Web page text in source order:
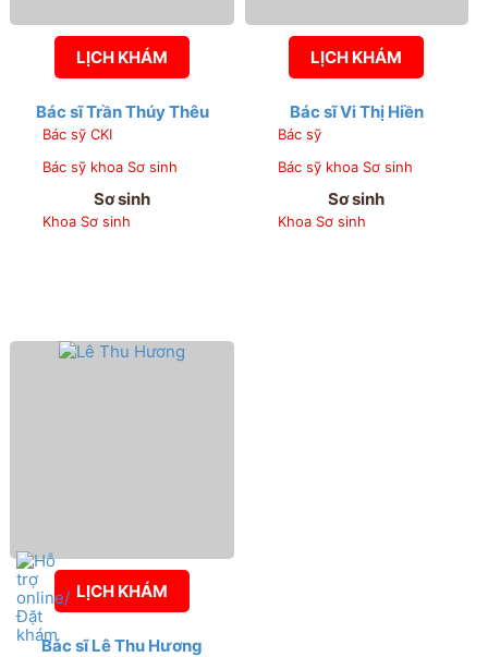
LỊCH KHÁM
Bác sĩ Trần Thúy Thêu
Bác sỹ CKI
Bác sỹ khoa Sơ sinh
Sơ sinh
Khoa Sơ sinh
LỊCH KHÁM
Bác sĩ Vi Thị Hiền
Bác sỹ
Bác sỹ khoa Sơ sinh
Sơ sinh
Khoa Sơ sinh
LỊCH KHÁM
Bác sĩ Lê Thu Hương